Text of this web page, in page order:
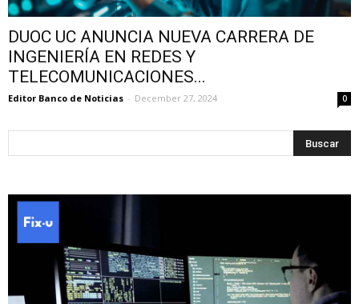
DUOC UC ANUNCIA NUEVA CARRERA DE
INGENIERÍA EN REDES Y
TELECOMUNICACIONES...
Editor Banco de Noticias - December 27, 2024 0